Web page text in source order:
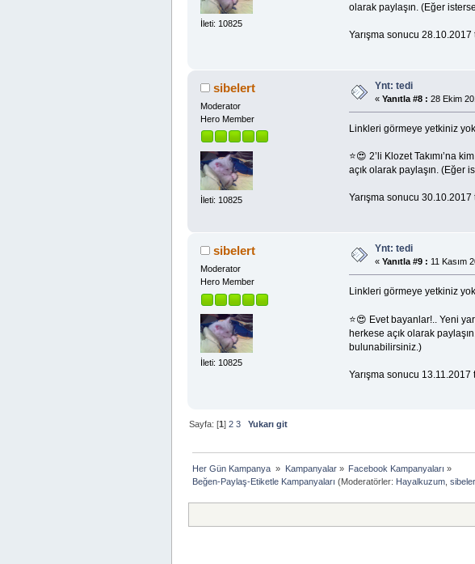
İleti: 10825
olarak paylaşın. (Eğer
Yarışma sonucu 28.10.2017
sibelert
Moderator
Hero Member
İleti: 10825
Ynt: tedi
« Yanıtla #8 : 28 Ekim
Linkleri görmeye yetkiniz
⭐😍 2’li Klozet Takımı’na
açık olarak paylaşın. (Eğer
Yarışma sonucu 30.10.2017
sibelert
Moderator
Hero Member
İleti: 10825
Ynt: tedi
« Yanıtla #9 : 11 Kasım
Linkleri görmeye yetkiniz
⭐😍 Evet bayanlar!.. Yeni
herkese açık olarak
bulunabilirsiniz.)
Yarışma sonucu 13.11.2017
Sayfa: [1]2 3
Yukarı git
Her Gün Kampanya » Kampanyalar» Facebook Kampanyaları »
Beğen-Paylaş-Etiketle Kampanyaları (Moderatörler: Hayalkuzum ,